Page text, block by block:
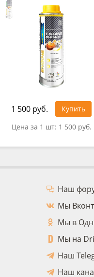
1 500 руб.
Купить
Цена за 1 шт: 1 500 руб.
Наш
Мы
Мы в
Мы на
Наш
Наш